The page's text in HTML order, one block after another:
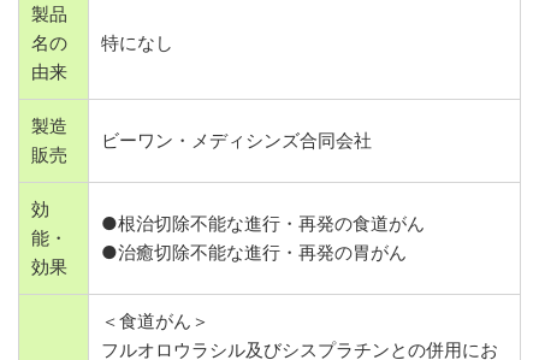
製品
名の
由来
特になし
製造
販売
ビーワン・メディシンズ合同会社
効
能・
効果
●根治切除不能な進行・再発の食道がん
●治癒切除不能な進行・再発の胃がん
＜食道がん＞
フルオロウラシル及びシスプラチンとの併用にお